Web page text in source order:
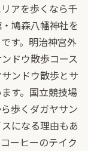
アを歩くなら千
鳩森八幡神社を
す。明治神宮外
ドウ散歩コース
ンドウ散歩とサ
す。国立競技場
歩くダガヤサン
になる理由もあ
ーヒーのテイク